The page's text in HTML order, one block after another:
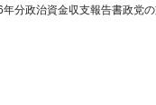
年分政治資金収支報告書政党の